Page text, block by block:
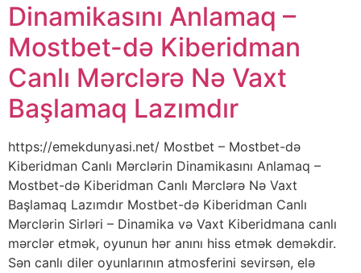
Dinamikasını Anlamaq –
Mostbet-də Kiberidman
Canlı Mərclərə Nə Vaxt
Başlamaq Lazımdır
https://emekdunyasi.net/ Mostbet – Mostbet-də
Kiberidman Canlı Mərclərin Dinamikasını Anlamaq –
Mostbet-də Kiberidman Canlı Mərclərə Nə Vaxt
Başlamaq Lazımdır Mostbet-də Kiberidman Canlı
Mərclərin Sirləri – Dinamika və Vaxt Kiberidmana canlı
mərclər etmək, oyunun hər anını hiss etmək deməkdir.
Sən canlı diler oyunlarının atmosferini sevirsən, elə